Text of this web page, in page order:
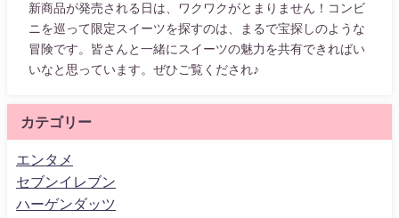
新商品が発売される日は、ワクワクがとまりません！コンビ
ニを巡って限定スイーツを探すのは、まるで宝探しのような
冒険です。皆さんと一緒にスイーツの魅力を共有できればい
いなと思っています。ぜひご覧くだされ♪
カテゴリー
エンタメ
セブンイレブン
ハーゲンダッツ